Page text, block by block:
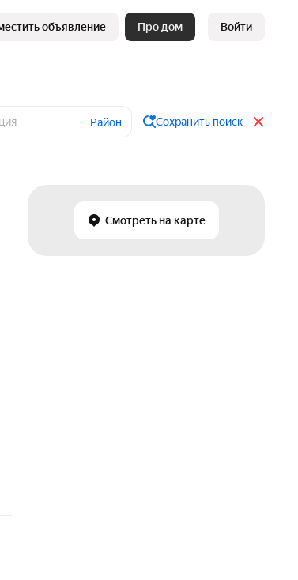
объявление Про дом Войти
Район Сохранить поиск
Смотреть на карте